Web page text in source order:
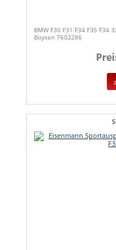
BMW F30 F31 F34 F35
Boysen 7602286